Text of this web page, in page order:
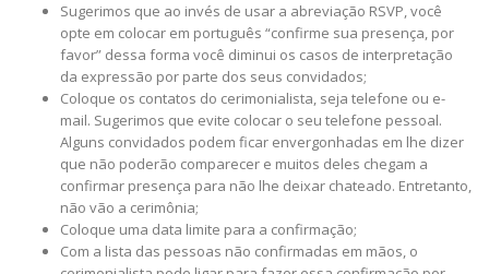
Sugerimos que ao invés de usar a abreviação RSVP, você
opte em colocar em português “confirme sua presença, por
favor” dessa forma você diminui os casos de interpretação
da expressão por parte dos seus convidados;
Coloque os contatos do cerimonialista, seja telefone ou e-
mail. Sugerimos que evite colocar o seu telefone pessoal.
Alguns convidados podem ficar envergonhadas em lhe dizer
que não poderão comparecer e muitos deles chegam a
confirmar presença para não lhe deixar chateado. Entretanto,
não vão a cerimônia;
Coloque uma data limite para a confirmação;
Com a lista das pessoas não confirmadas em mãos, o